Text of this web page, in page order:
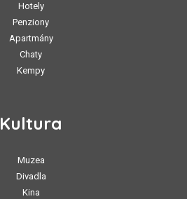
Hotely
Penziony
Apartmány
Chaty
Kempy
Kultura
Muzea
Divadla
Kina